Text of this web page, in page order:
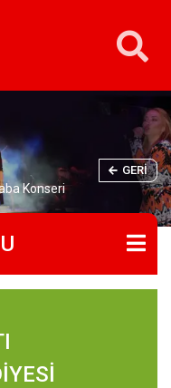
Konseri
GERI